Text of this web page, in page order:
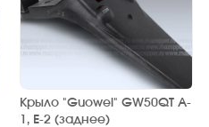
Крыло "Guowei" GW50QT A-
1, Е-2 (заднее)